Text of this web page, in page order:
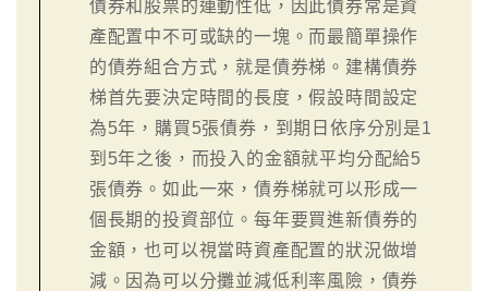
債券和股票的連動性低，因此債券常是資
產配置中不可或缺的一塊。而最簡單操作
的債券組合方式，就是債券梯。建構債券
梯首先要決定時間的長度，假設時間設定
為5年，購買5張債券，到期日依序分別是1
到5年之後，而投入的金額就平均分配給5
張債券。如此一來，債券梯就可以形成一
個長期的投資部位。每年要買進新債券的
金額，也可以視當時資產配置的狀況做增
減。因為可以分攤並減低利率風險，債券